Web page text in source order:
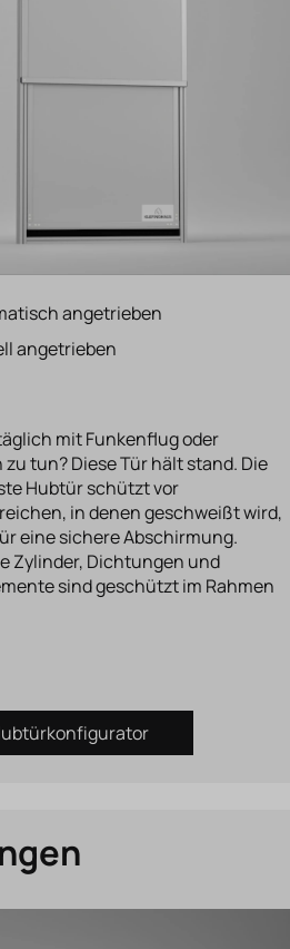
angetrieben
angetrieben
mit Funkenflug oder
tun? Diese Tür hält stand. Die
Hubtür schützt vor
in denen geschweißt wird,
eine sichere Abschirmung.
Zylinder, Dichtungen und
sind geschützt im Rahmen